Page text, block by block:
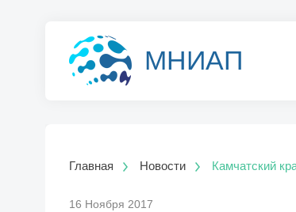
МНИАП
Главная Новости Камчатский
16 Ноября 2017